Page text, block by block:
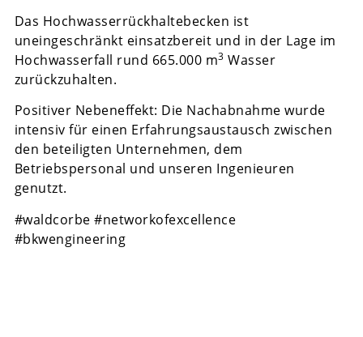
Das Hochwasserrückhaltebecken ist
uneingeschränkt einsatzbereit und in der Lage im
Hochwasserfall rund 665.000 m3 Wasser
zurückzuhalten.
Positiver Nebeneffekt: Die Nachabnahme wurde
intensiv für einen Erfahrungsaustausch zwischen
den beteiligten Unternehmen, dem
Betriebspersonal und unseren Ingenieuren
genutzt.
#waldcorbe #networkofexcellence
#bkwengineering